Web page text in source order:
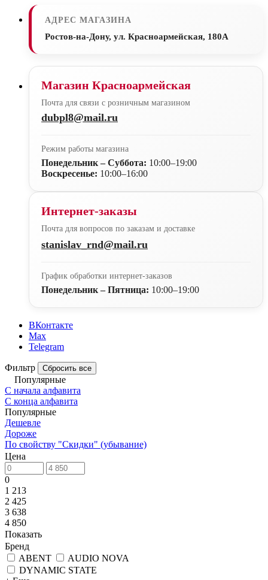
АДРЕС МАГАЗИНА
Ростов-на-Дону, ул. Красноармейская, 180А
Магазин Красноармейская
Почта для связи с розничным магазином
dubpl8@mail.ru
Режим работы магазина
Понедельник – Суббота: 10:00–19:00
Воскресенье: 10:00–16:00
Интернет-заказы
Почта для вопросов по заказам и доставке
stanislav_rnd@mail.ru
График обработки интернет-заказов
Понедельник – Пятница: 10:00–19:00
ВКонтакте
Max
Telegram
Фильтр Сбросить все
Популярные
С начала алфавита
С конца алфавита
Популярные
Дешевле
Дороже
По свойству "Скидки" (убывание)
Цена
0
1 213
2 425
3 638
4 850
Показать
Бренд
ABENT
AUDIO NOVA
DYNAMIC STATE